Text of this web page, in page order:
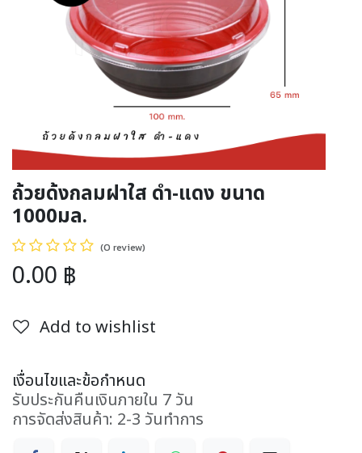
ถ้วยด้งกลมฝาใส ดำ-แดง ขนาด
1000มล.
(0 review)
0.00 ฿
Add to wishlist
เงื่อนไขและข้อกำหนด
รับประกันคืนเงินภายใน 7 วัน
การจัดส่งสินค้า: 2-3 วันทำการ